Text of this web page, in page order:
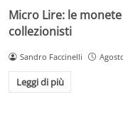
Micro Lire: le
collezionisti
Sandro Faccinelli
Leggi di più